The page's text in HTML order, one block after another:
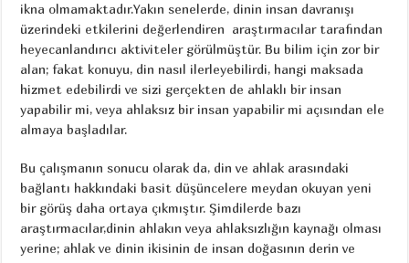
ikna olmamaktadır.Yakın senelerde, dinin insan davranışı
üzerindeki etkilerini değerlendiren araştırmacılar tarafından
heyecanlandırıcı aktiviteler görülmüştür. Bu bilim için zor bir
alan; fakat konuyu, din nasıl ilerleyebilirdi, hangi maksada
hizmet edebilirdi ve sizi gerçekten de ahlaklı bir insan
yapabilir mi, veya ahlaksız bir insan yapabilir mi açısından ele
almaya başladılar.
Bu çalışmanın sonucu olarak da, din ve ahlak arasındaki
bağlantı hakkındaki basit düşüncelere meydan okuyan yeni
bir görüş daha ortaya çıkmıştır. Şimdilerde bazı
araştırmacılar,dinin ahlakın veya ahlaksızlığın kaynağı olması
yerine; ahlak ve dinin ikisinin de insan doğasının derin ve